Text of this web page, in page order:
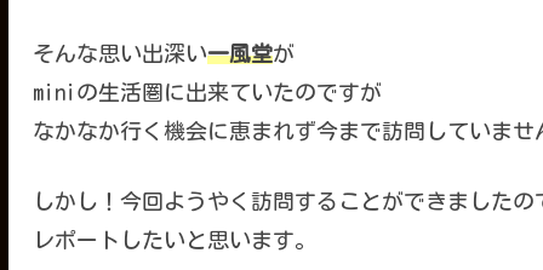
そんな思い出深い一風堂が
miniの生活圏に出来ていたのですが
なかなか行く機会に恵まれず今まで訪問していませ
しかし！今回ようやく訪問することができましたの
レポートしたいと思います。